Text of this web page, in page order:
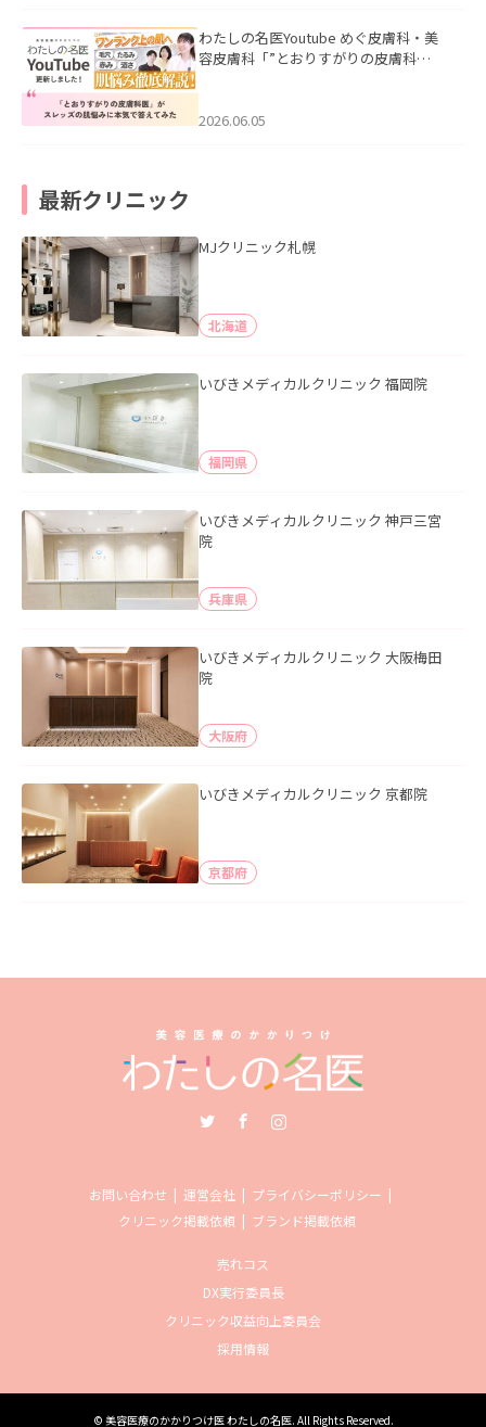
わたしの名医Youtube めぐ皮膚科・美
容皮膚科「”とおりすがりの皮膚科
2026.06.05
最新クリニック
MJクリニック札幌
北海道
いびきメディカルクリニック 福岡院
福岡県
いびきメディカルクリニック 神戸三宮
院
兵庫県
いびきメディカルクリニック 大阪梅田
院
大阪府
いびきメディカルクリニック 京都院
京都府
お問い合わせ 運営会社
プライバシーポリシー
クリニック掲載依頼
ブランド掲載依頼
売れコス
DX実行委員長
クリニック収益向上委員会
採用情報
© 美容医療のかかりつけ医 わたしの名医. All Rights Reserved.